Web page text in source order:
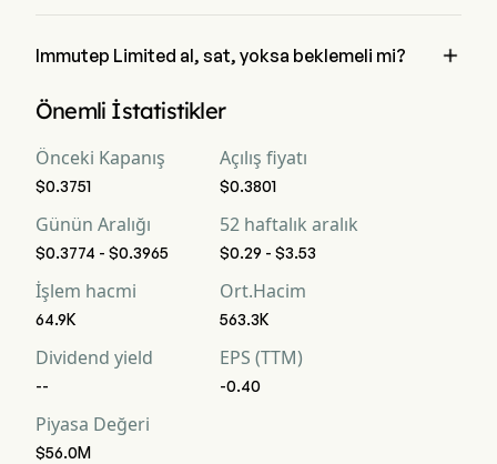
Immutep Limited al, sat, yoksa beklemeli mi? 
analist derecelendirmeleri gerçekleştirdi, bunlar 2 güçlü al, 6
Önemli İstatistikler
Önceki Kapanış
$0.3751
Açılış fiyatı
$0.3801
Günün Aralığı
$0.3774 - $0.3965
52 haftalık aralık
$0.29 - $3.53
İşlem hacmi
64.9K
Ort.Hacim
563.3K
Dividend yield
--
EPS (TTM)
-0.40
Piyasa Değeri
$56.0M